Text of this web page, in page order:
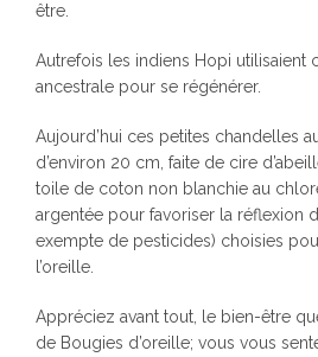
être.
Autrefois les indiens Hopi utilisaient
ancestrale pour se régénérer.
Aujourd’hui ces petites chandelles
d’environ 20 cm, faite de cire
toile de coton non blanchie au
argentée pour favoriser la réflexion
exempte de pesticides) choisies
l’oreille.
Appréciez avant tout, le bien-être
de Bougies d’oreille; vous vous